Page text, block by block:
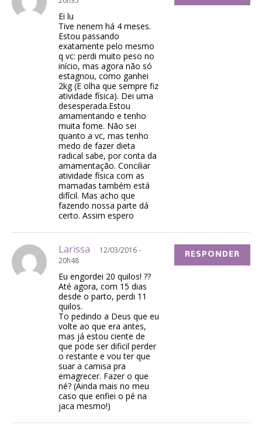
Ei lu
Tive nenem há 4 meses.
Estou passando
exatamente pelo mesmo
q vc: perdi muito peso no
início, mas agora não só
estagnou, como ganhei
2kg (E olha que sempre fiz
atividade física). Dei uma
desesperada.Estou
amamentando e tenho
muita fome. Não sei
quanto a vc, mas tenho
medo de fazer dieta
radical sabe, por conta da
amamentação. Conciliar
atividade física com as
mamadas também está
difícil. Mas acho que
fazendo nossa parte dá
certo. Assim espero
Larissa
12/03/2016 -
20h48
Eu engordei 20 quilos! ??
Até agora, com 15 dias
desde o parto, perdi 11
quilos.
To pedindo a Deus que eu
volte ao que era antes,
mas já estou ciente de
que pode ser dificil perder
o restante e vou ter que
suar a camisa pra
emagrecer. Fazer o que
né? (Ainda mais no meu
caso que enfiei o pé na
jaca mesmo!)
RESPONDER